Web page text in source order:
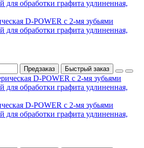
D-POWER с 2-мя зубьями
для обработки графита удлиненная,
Предзаказ Быстрый заказ
D-POWER с 2-мя зубьями
для обработки графита удлиненная,